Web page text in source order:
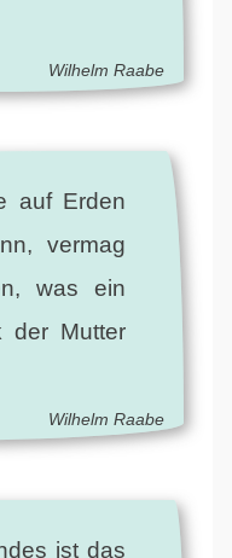
Wilhelm Raabe
auf Erden
vermag
was ein
der Mutter
Wilhelm Raabe
ist das